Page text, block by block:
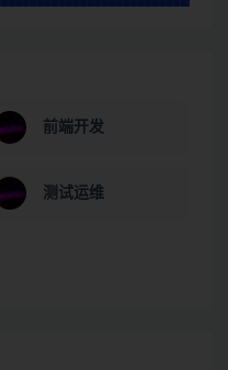
前端开发
测试运维